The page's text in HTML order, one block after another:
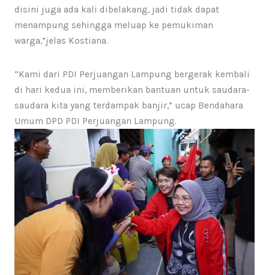
disini juga ada kali dibelakang, jadi tidak dapat
menampung sehingga meluap ke pemukiman
warga,”jelas Kostiana.
“Kami dari PDI Perjuangan Lampung bergerak kembali
di hari kedua ini, memberikan bantuan untuk saudara-
saudara kita yang terdampak banjir,” ucap Bendahara
Umum DPD PDI Perjuangan Lampung.